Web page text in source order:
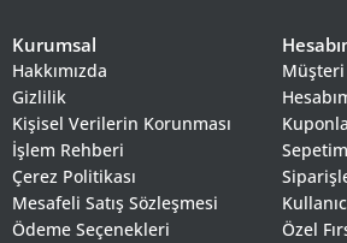
Kurumsal
Hakkımızda
Gizlilik
Kişisel Verilerin Korunması
İşlem Rehberi
Çerez Politikası
Mesafeli Satış Sözleşmesi
Ödeme Seçenekleri
Sepetim
Özel